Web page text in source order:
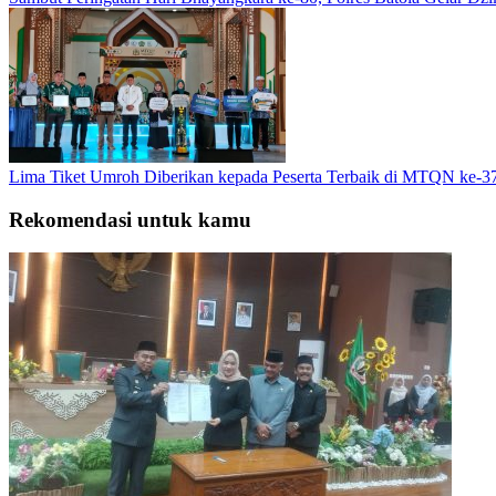
Lima Tiket Umroh Diberikan kepada Peserta Terbaik di MTQN ke-
Rekomendasi untuk kamu